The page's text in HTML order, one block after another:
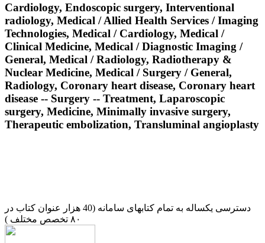
Cardiology, Endoscopic surgery, Interventional
radiology, Medical / Allied Health Services / Imaging
Technologies, Medical / Cardiology, Medical /
Clinical Medicine, Medical / Diagnostic Imaging /
General, Medical / Radiology, Radiotherapy &
Nuclear Medicine, Medical / Surgery / General,
Radiology, Coronary heart disease, Coronary heart
disease -- Surgery -- Treatment, Laparoscopic
surgery, Medicine, Minimally invasive surgery,
Therapeutic embolization, Transluminal angioplasty
دسترسی یکساله به تمام کتابهای سامانه (40 هزار عنوان کتاب در
۸۰ تخصص مختلف )